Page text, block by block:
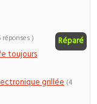
Réparé
réponses )
toujours
grillée (4